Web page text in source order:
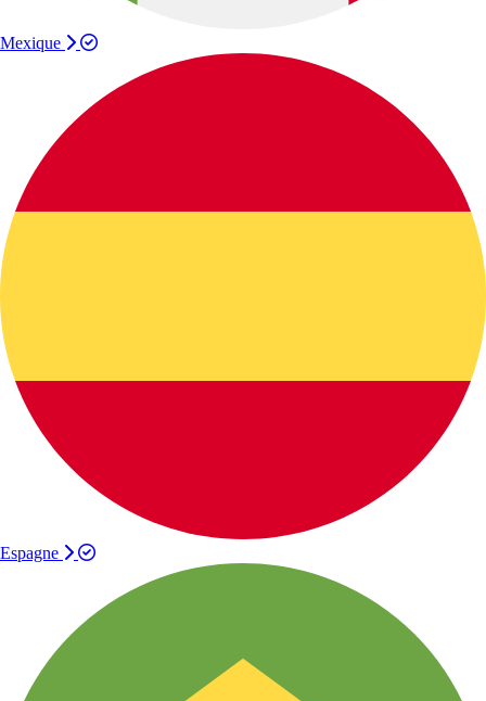
Mexique
Espagne